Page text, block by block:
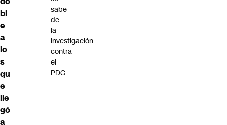
bl
e
a
lo
s
qu
e
lle
gó
a
sabe
de
la
investigación
contra
el
PDG